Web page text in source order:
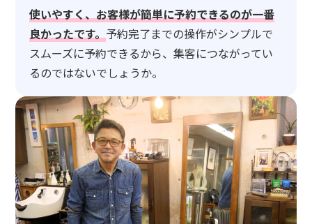
使いやすく、お客様が簡単に予約できるのが一番
良かったです。予約完了までの操作がシンプルで
スムーズに予約できるから、集客につながってい
るのではないでしょうか。